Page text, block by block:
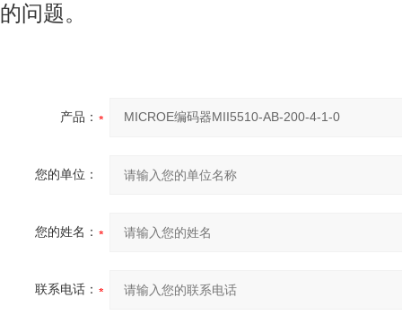
的问题。
产品：
您的单位：
您的姓名：
联系电话：